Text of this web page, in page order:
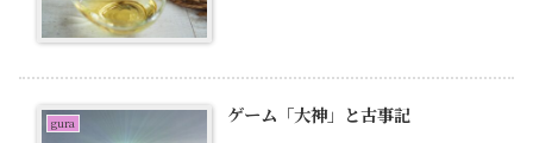
gura ゲーム「大神」と古事記